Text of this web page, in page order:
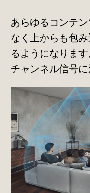
あらゆるコンテ
なく上からも包
るようになりま
チャンネル信号に